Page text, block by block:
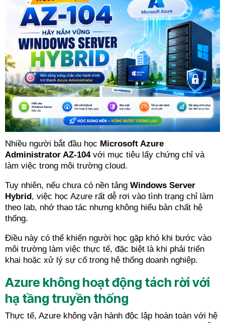
Nhiều người bắt đầu học Microsoft Azure
Administrator AZ-104với mục tiêu lấy chứng chỉ và
làm việc trong môi trường cloud.
Tuy nhiên, nếu chưa có nền tảng Windows Server
Hybrid , việc học Azure rất dễ rơi vào tình trạng chỉ làm
theo lab, nhớ thao tác nhưng không hiểu bản chất hệ
thống.
Điều này có thể khiến người học gặp khó khi bước vào
môi trường làm việc thực tế, đặc biệt là khi phải triển
khai hoặc xử lý sự cố trong hệ thống doanh nghiệp.
Azure không hoạt động tách rời với
hạ tầng truyền thống
Thực tế, Azure không vận hành độc lập hoàn toàn với hệ